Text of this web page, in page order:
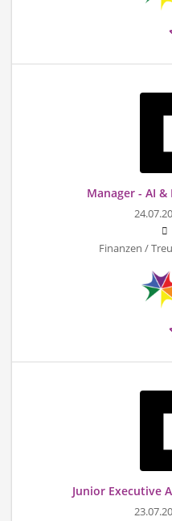
Manager - AI &
Finanzen /
Junior Executive